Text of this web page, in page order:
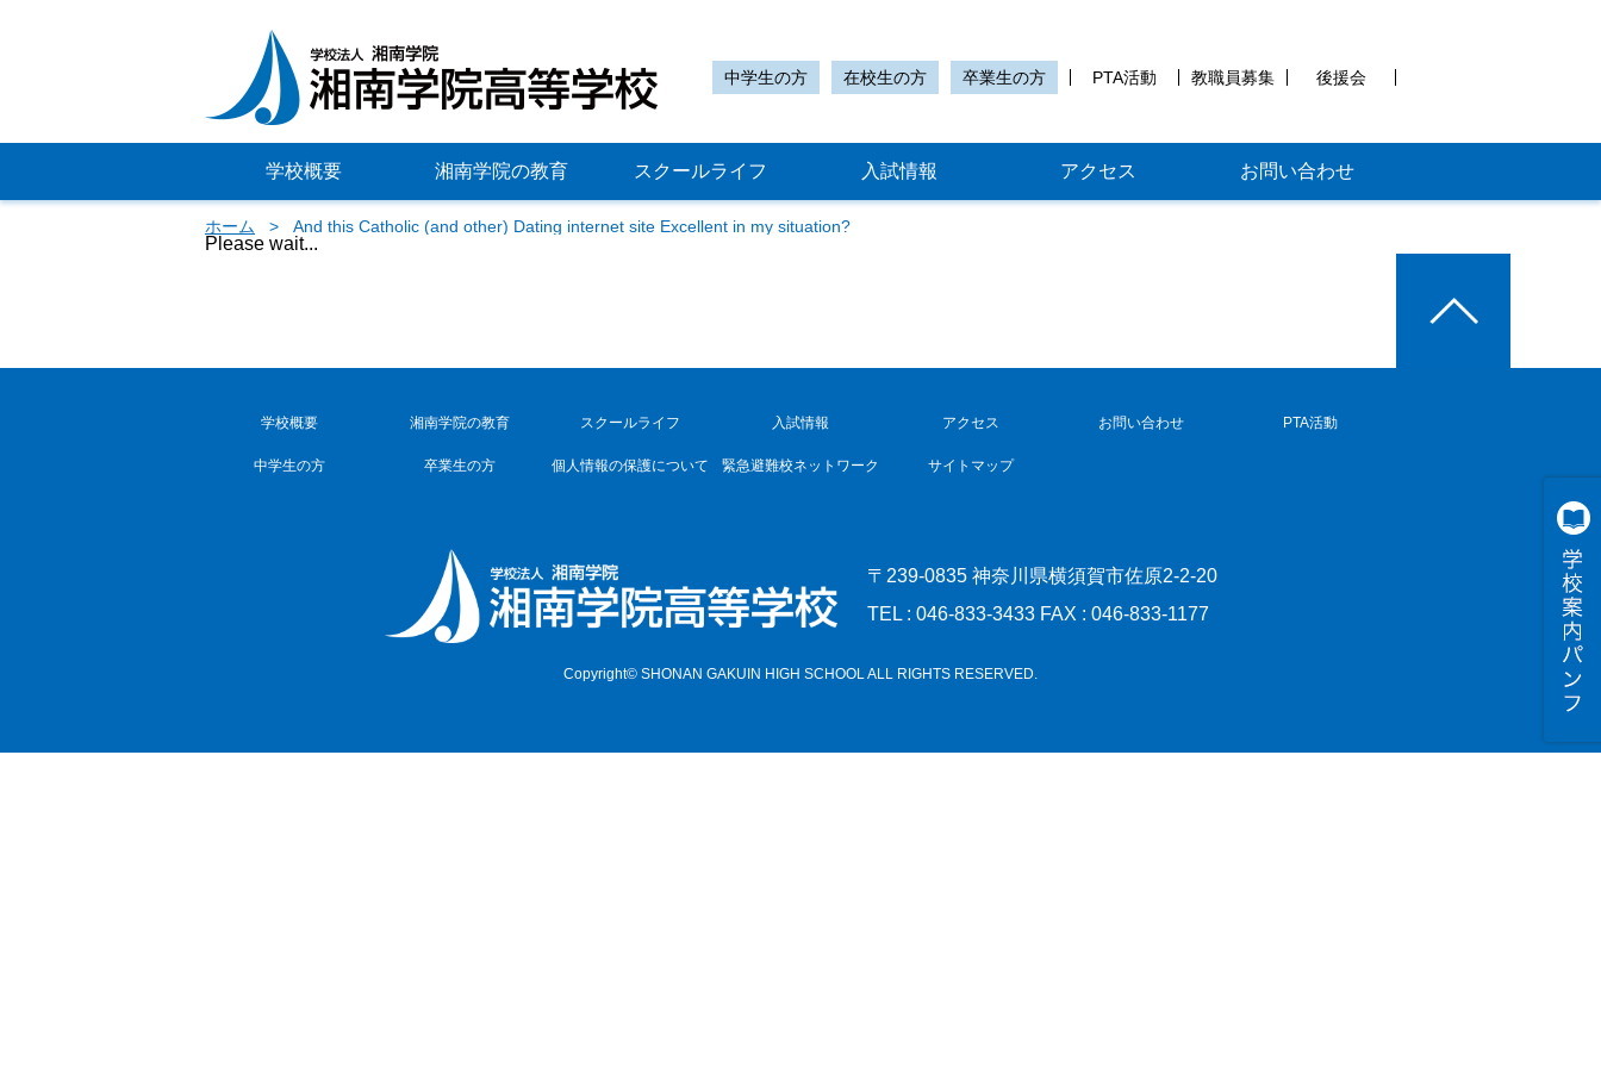
中学生の方 在校生の方 卒業生の方 PTA活動 教職員募集 後援会
学校概要 湘南学院の教育 スクールライフ 入試情報 アクセス お問い合わせ
ホーム And this Catholic (and other) Dating internet site Excellent in my situation?
Please wait...
学校概要 湘南学院の教育 スクールライフ 入試情報 アクセス お問い合わせ PTA活動
中学生の方 卒業生の方 個人情報の保護について 緊急避難校ネットワーク サイトマップ
〒239-0835 神奈川県横須賀市佐原2-2-20
TEL : 046-833-3433 FAX : 046-833-1177
Copyright© SHONAN GAKUIN HIGH SCHOOL ALL RIGHTS RESERVED.